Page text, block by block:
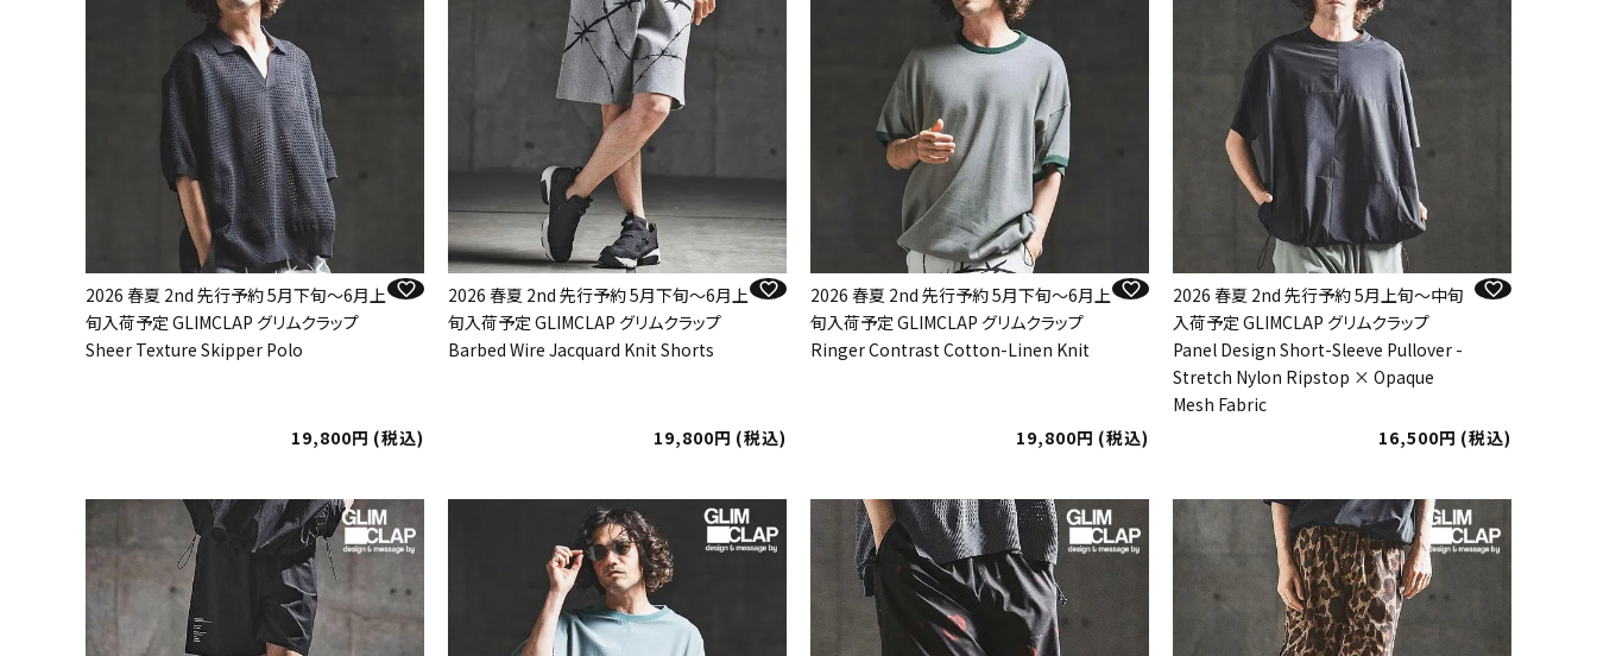
2026 春夏 2nd 先行予約 5月下旬～6月上
旬入荷予定 GLIMCLAP グリムクラップ
Sheer Texture Skipper Polo
19,800 税込
2026 春夏 2nd 先行予約 5月下旬～6月上
旬入荷予定 GLIMCLAP グリムクラップ
Barbed Wire Jacquard Knit Shorts
19,800 税込
2026 春夏 2nd 先行予約 5月下旬～6月上
旬入荷予定 GLIMCLAP グリムクラップ
Ringer Contrast Cotton-Linen Knit
19,800 税込
2026 春夏 2nd 先行予約 5月上旬～中旬
入荷予定 GLIMCLAP グリムクラップ
Panel Design Short-Sleeve Pullover -
Stretch Nylon Ripstop × Opaque
Mesh Fabric
16,500
税込